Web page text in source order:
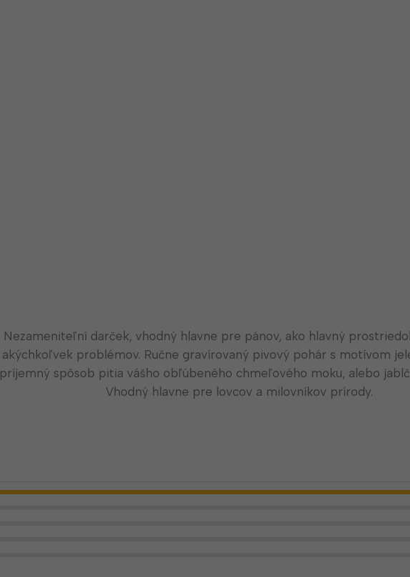
Nezameniteľní darček, vhodný hlavne pre pánov, ako hlavný
akýchkoľvek problémov. Ručne gravírovaný pivový pohár s motívom
príjemný spôsob pitia vášho obľúbeného chmeľového moku, alebo
Vhodný hlavne pre lovcov a milovníkov prírody.